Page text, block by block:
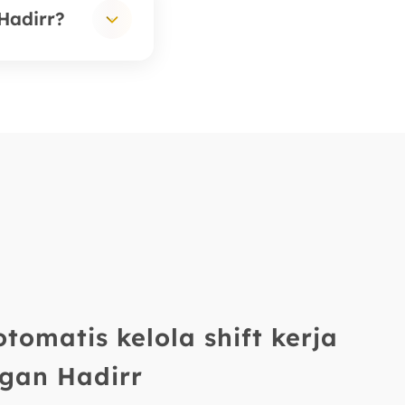
manual
kelola shift kerja
Hadirr